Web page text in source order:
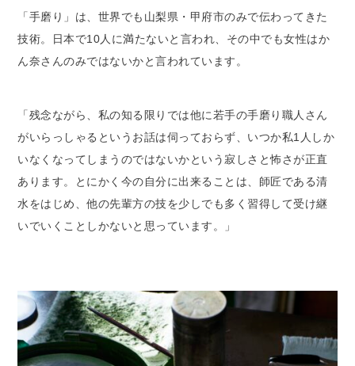
「手磨り」は、世界でも山梨県・甲府市のみで伝わってきた
技術。日本で10人に満たないと言われ、その中でも女性はか
ん奈さんのみではないかと言われています。
「残念ながら、私の知る限りでは他に若手の手磨り職人さん
がいらっしゃるというお話は伺っておらず、いつか私1人しか
いなくなってしまうのではないかという寂しさと怖さが正直
あります。とにかく今の自分に出来ることは、師匠である清
水をはじめ、他の先輩方の技を少しでも多く習得して受け継
いでいくことしかないと思っています。」